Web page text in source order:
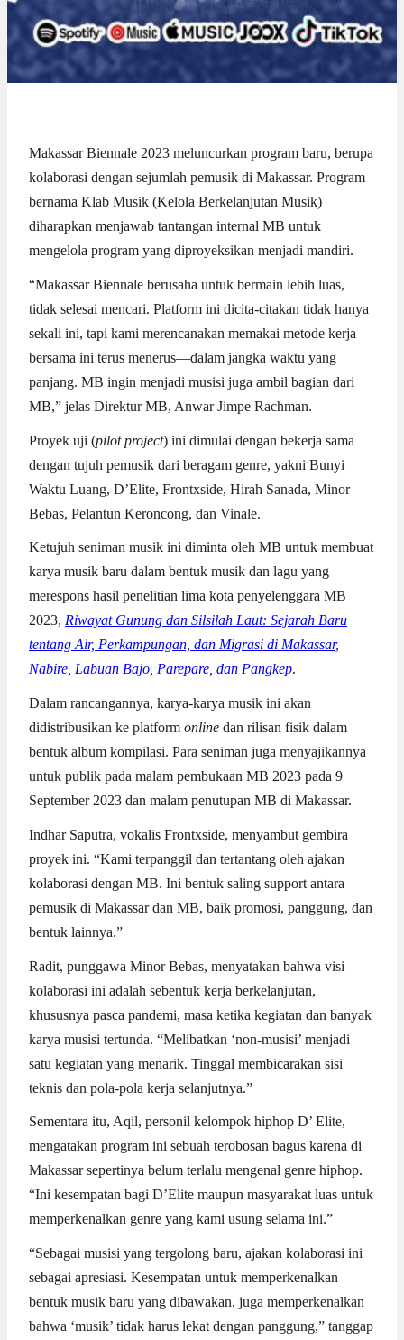
Makassar Biennale 2023 meluncurkan program baru, berupa
kolaborasi dengan sejumlah pemusik di Makassar. Program
bernama Klab Musik (Kelola Berkelanjutan Musik)
diharapkan menjawab tantangan internal MB untuk
mengelola program yang diproyeksikan menjadi mandiri.
“Makassar Biennale berusaha untuk bermain lebih luas,
tidak selesai mencari. Platform ini dicita-citakan tidak hanya
sekali ini, tapi kami merencanakan memakai metode kerja
bersama ini terus menerus—dalam jangka waktu yang
panjang. MB ingin menjadi musisi juga ambil bagian dari
MB,” jelas Direktur MB, Anwar Jimpe Rachman.
Proyek uji (pilot project) ini dimulai dengan bekerja sama
dengan tujuh pemusik dari beragam genre, yakni Bunyi
Waktu Luang, D’Elite, Frontxside, Hirah Sanada, Minor
Bebas, Pelantun Keroncong, dan Vinale.
Ketujuh seniman musik ini diminta oleh MB untuk membuat
karya musik baru dalam bentuk musik dan lagu yang
merespons hasil penelitian lima kota penyelenggara MB
2023, Riwayat Gunung dan Silsilah Laut: Sejarah Baru
tentang Air, Perkampungan, dan Migrasi di Makassar,
Nabire, Labuan Bajo, Parepare, dan Pangkep.
Dalam rancangannya, karya-karya musik ini akan
didistribusikan ke platform online dan rilisan fisik dalam
bentuk album kompilasi. Para seniman juga menyajikannya
untuk publik pada malam pembukaan MB 2023 pada 9
September 2023 dan malam penutupan MB di Makassar.
Indhar Saputra, vokalis Frontxside, menyambut gembira
proyek ini. “Kami terpanggil dan tertantang oleh ajakan
kolaborasi dengan MB. Ini bentuk saling support antara
pemusik di Makassar dan MB, baik promosi, panggung, dan
bentuk lainnya.”
Radit, punggawa Minor Bebas, menyatakan bahwa visi
kolaborasi ini adalah sebentuk kerja berkelanjutan,
khususnya pasca pandemi, masa ketika kegiatan dan banyak
karya musisi tertunda. “Melibatkan ‘non-musisi’ menjadi
satu kegiatan yang menarik. Tinggal membicarakan sisi
teknis dan pola-pola kerja selanjutnya.”
Sementara itu, Aqil, personil kelompok hiphop D’ Elite,
mengatakan program ini sebuah terobosan bagus karena di
Makassar sepertinya belum terlalu mengenal genre hiphop.
“Ini kesempatan bagi D’Elite maupun masyarakat luas untuk
memperkenalkan genre yang kami usung selama ini.”
“Sebagai musisi yang tergolong baru, ajakan kolaborasi ini
sebagai apresiasi. Kesempatan untuk memperkenalkan
bentuk musik baru yang dibawakan, juga memperkenalkan
bahwa ‘musik’ tidak harus lekat dengan panggung,” tanggap